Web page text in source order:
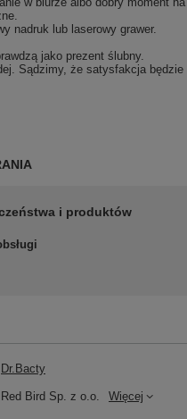
nadruk lub laserowy grawer.
jako prezent ślubny.
Sądzimy, że satysfakcja będzie
i produktów
Dr.Bacty
Red Bird Sp. z o.o. Więcej